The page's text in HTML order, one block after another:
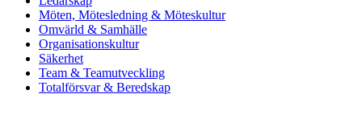
Möten, Mötesledning & Möteskultur
Omvärld & Samhälle
Organisationskultur
Säkerhet
Team & Teamutveckling
Totalförsvar & Beredskap